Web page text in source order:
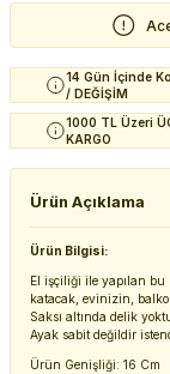
14 Gün İçinde
/ DEĞİŞİM
1000 TL Üzeri
KARGO
Ürün Açıklama
Ürün Bilgisi:
El işçiliği ile yapılan
katacak, evinizin,
Saksı altında delik
Ayak sabit değildir
Ürün Genişliği: 16 Cm